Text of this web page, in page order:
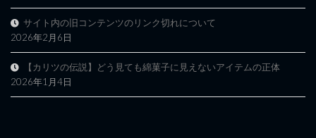
サイト内の旧コンテンツのリンク切れについて
2026年2月6日
【カリツの伝説】どう見ても綿菓子に見えないアイテムの正体
2026年1月4日